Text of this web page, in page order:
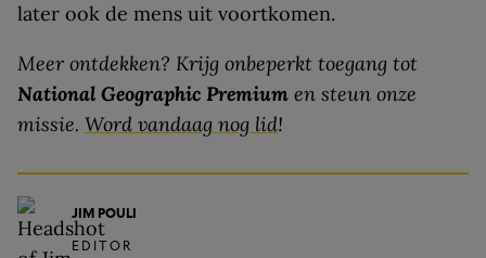
later ook de mens uit voortkomen.
Meer ontdekken? Krijg onbeperkt toegang tot
National Geographic Premium en steun onze
missie. Word vandaag nog lid!
JIM POULI
EDITOR